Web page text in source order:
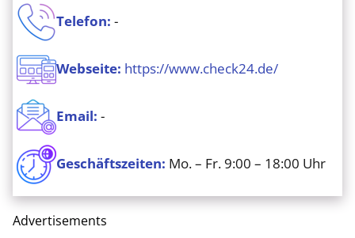
Telefon: -
Webseite: https://www.check24.de/
Email: -
Geschäftszeiten: Mo. – Fr. 9:00 – 18:00 Uhr
Advertisements